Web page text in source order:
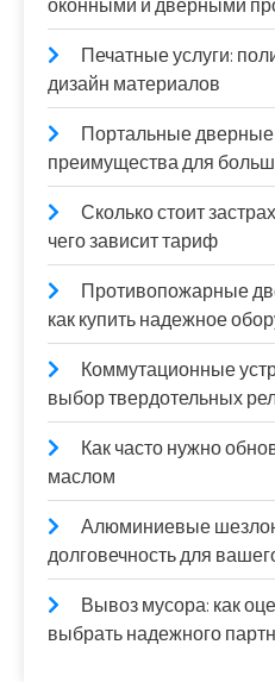
оконными и дверными
Печатные услуги:
дизайн материалов
Портальные
преимущества для
Сколько стоит
чего зависит тариф
Противопожарные
как купить надежное
Коммутационные
выбор твердотельных
Как часто нужно
маслом
Алюминиевые
долговечность для
Вывоз мусора: как
выбрать надежного